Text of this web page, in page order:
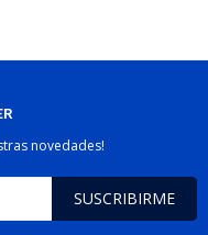
novedades!
SUSCRIBIRME